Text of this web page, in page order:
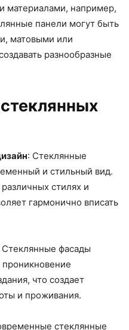
материалами, например,
панели могут быть
матовыми или
разнообразные
: Стеклянные
и стильный вид.
стилях и
гармонично вписать
Стеклянные фасады
что создает
и проживания.
стеклянные